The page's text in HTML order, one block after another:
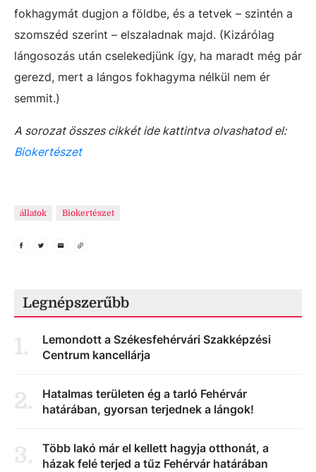
fokhagymát dugjon a földbe, és a tetvek – szintén a
szomszéd szerint – elszaladnak majd. (Kizárólag
lángosozás után cselekedjünk így, ha maradt még pár
gerezd, mert a lángos fokhagyma nélkül nem ér
semmit.)
A sorozat összes cikkét ide kattintva olvashatod el:
Biokertészet
állatok Biokertészet
Legnépszerűbb
1.
Lemondott a Székesfehérvári Szakképzési
Centrum kancellárja
2.
Hatalmas területen ég a tarló Fehérvár
határában, gyorsan terjednek a lángok!
3.
Több lakó már el kellett hagyja otthonát, a
házak felé terjed a tűz Fehérvár határában